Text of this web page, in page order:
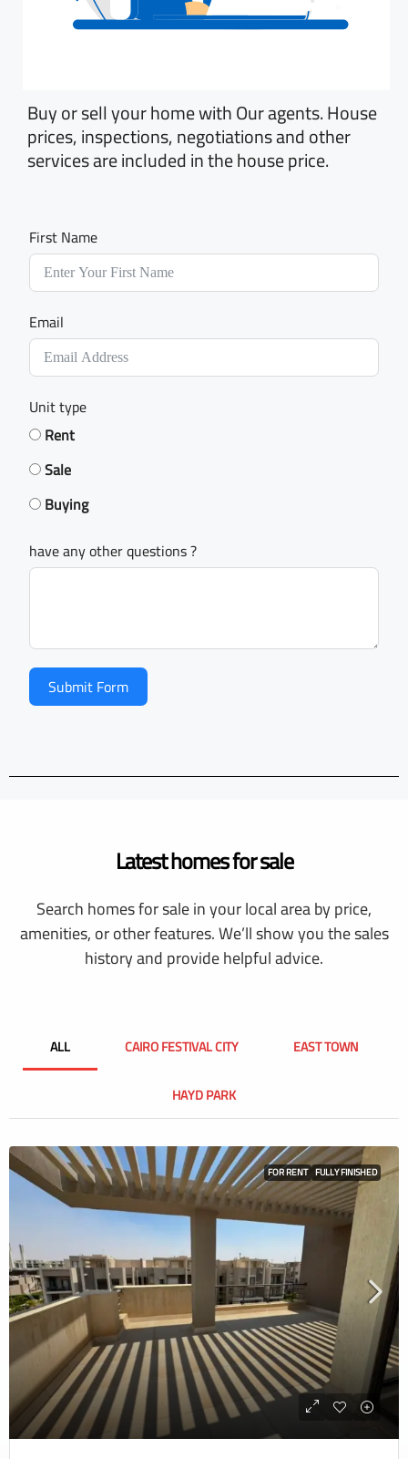
Buy or sell your home with Our agents. House
prices, inspections, negotiations and other
services are included in the house price.
First Name
Email
Unit type
Rent
Sale
Buying
have any other questions ?
Submit Form
Latest homes for sale
Search homes for sale in your local area by price,
amenities, or other features. We’ll show you the sales
history and provide helpful advice.
ALL CAIRO FESTIVAL CITY EAST TOWN
HAYD PARK
FOR RENT FULLY FINISHED